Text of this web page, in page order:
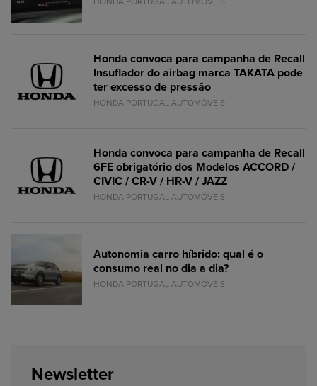
Honda convoca para campanha de Recall
Insuflador do airbag marca TAKATA pode
ter excesso de pressão
HONDA PORTUGAL AUTOMÓVEIS
Honda convoca para campanha de Recall
6FE obrigatório dos Modelos ACCORD /
CIVIC / CR-V / HR-V / JAZZ
HONDA PORTUGAL AUTOMÓVEIS
Autonomia carro híbrido: qual é o
consumo real no dia a dia?
HONDA PORTUGAL AUTOMÓVEIS
Newsletter